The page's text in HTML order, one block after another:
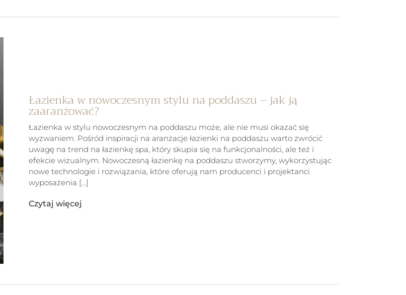
Łazienka w nowoczesnym stylu na poddaszu – jak ją
zaaranżować?
Łazienka w stylu nowoczesnym na poddaszu może, ale nie musi okazać się
wyzwaniem. Pośród inspiracji na aranżacje łazienki na poddaszu warto zwrócić
uwagę na trend na łazienkę spa, który skupia się na funkcjonalności, ale też i
efekcie wizualnym. Nowoczesną łazienkę na poddaszu stworzymy, wykorzystując
nowe technologie i rozwiązania, które oferują nam producenci i projektanci
wyposażenia […]
Czytaj więcej